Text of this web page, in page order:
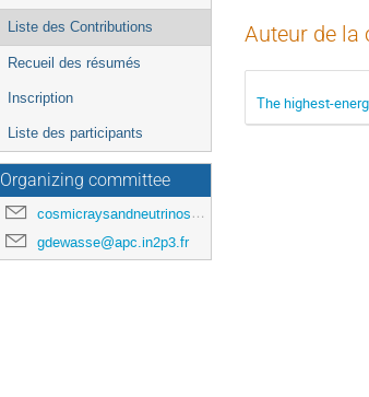
Liste des Contributions
Recueil des résumés
Inscription
Liste des participants
Organizing committee
cosmicraysandneutrinosinparis@gmail.com
gdewasse@apc.in2p3.fr
Auteur de la
The highest-